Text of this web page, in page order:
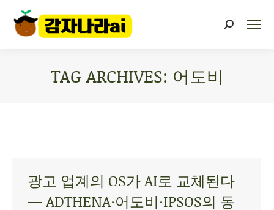
TAG ARCHIVES: 어도비
광고 업계의 OS가 AI로 교체된다
— ADTHENA·어도비·IPSOS의 동